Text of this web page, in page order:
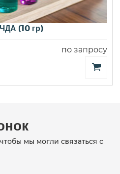
(10 гр)
по запросу
мы могли связаться с